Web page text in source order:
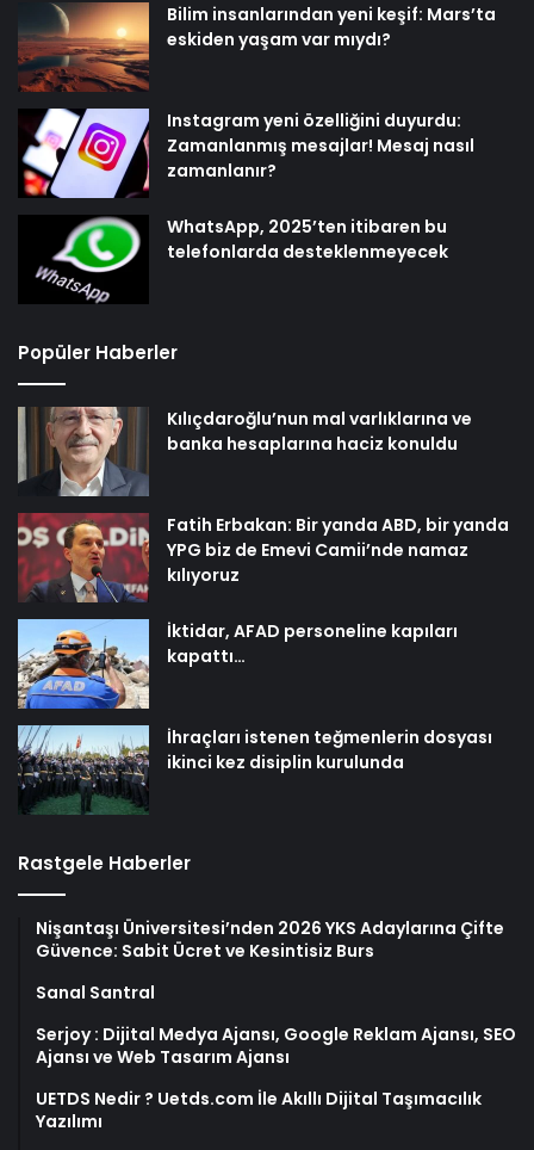
Bilim insanlarından yeni keşif: Mars’ta
eskiden yaşam var mıydı?
Instagram yeni özelliğini duyurdu:
Zamanlanmış mesajlar! Mesaj nasıl
zamanlanır?
WhatsApp, 2025’ten itibaren bu
telefonlarda desteklenmeyecek
Popüler Haberler
Kılıçdaroğlu’nun mal varlıklarına ve
banka hesaplarına haciz konuldu
Fatih Erbakan: Bir yanda ABD, bir yanda
YPG biz de Emevi Camii’nde namaz
kılıyoruz
İktidar, AFAD personeline kapıları
kapattı…
İhraçları istenen teğmenlerin dosyası
ikinci kez disiplin kurulunda
Rastgele Haberler
Nişantaşı Üniversitesi’nden 2026 YKS Adaylarına Çifte
Güvence: Sabit Ücret ve Kesintisiz Burs
Sanal Santral
Serjoy : Dijital Medya Ajansı, Google Reklam Ajansı, SEO
Ajansı ve Web Tasarım Ajansı
UETDS Nedir ? Uetds.com İle Akıllı Dijital Taşımacılık
Yazılımı